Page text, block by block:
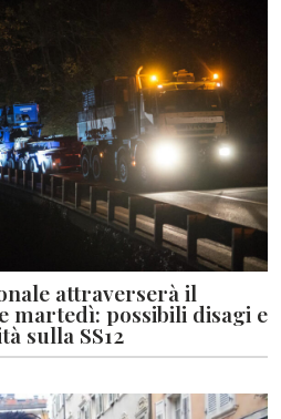
attraverserà il
martedì: possibili disagi e
sulla SS12